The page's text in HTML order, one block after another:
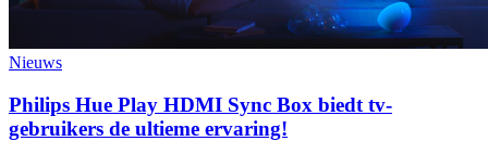
Nieuws
Philips Hue Play HDMI Sync Box biedt tv-
gebruikers de ultieme ervaring!